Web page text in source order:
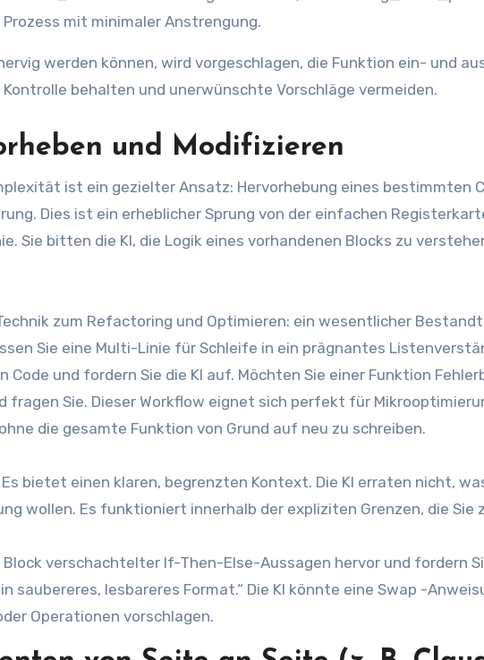
mit minimaler Anstrengung.
werden können, wird vorgeschlagen, die Funktion ein- und
behalten und unerwünschte Vorschläge vermeiden.
und Modifizieren
ist ein gezielter Ansatz: Hervorhebung eines bestimmten
Dies ist ein erheblicher Sprung von der einfachen
Sie bitten die KI, die Logik eines vorhandenen Blocks zu
zum Refactoring und Optimieren: ein wesentlicher
Sie eine Multi-Linie für Schleife in ein prägnantes
Code und fordern Sie die KI auf. Möchten Sie einer Funktion
fragen Sie. Dieser Workflow eignet sich perfekt für
die gesamte Funktion von Grund auf neu zu schreiben.
Es bietet einen klaren, begrenzten Kontext. Die KI erraten nicht,
wollen. Es funktioniert innerhalb der expliziten Grenzen, die Sie
Block verschachtelter If-Then-Else-Aussagen hervor und fordern
saubereres, lesbareres Format.“ Die KI könnte eine Swap -
Operationen vorschlagen.